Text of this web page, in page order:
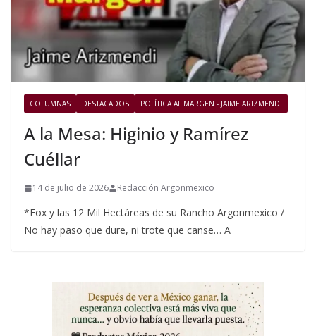
COLUMNAS DESTACADOS POLÍTICA AL MARGEN - JAIME ARIZMENDI
A la Mesa: Higinio y Ramírez
Cuéllar
14 de julio de 2026 Redacción Argonmexico
*Fox y las 12 Mil Hectáreas de su Rancho Argonmexico /
No hay paso que dure, ni trote que canse… A